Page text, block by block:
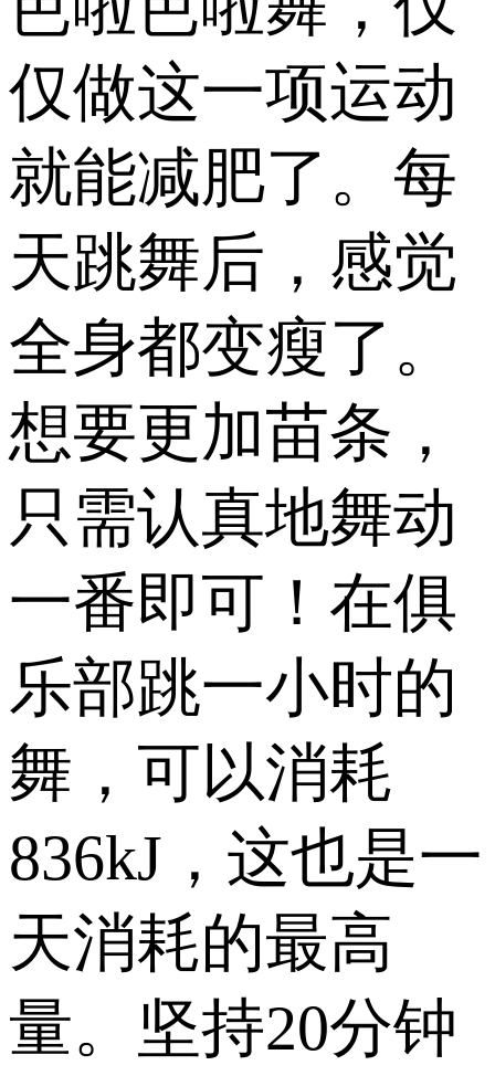
仅做这一项运动
就能减肥了。每
天跳舞后，感觉
全身都变瘦了。
想要更加苗条，
只需认真地舞动
一番即可！在俱
乐部跳一小时的
舞，可以消耗
836kJ，这也是一
天消耗的最高
量。坚持20分钟